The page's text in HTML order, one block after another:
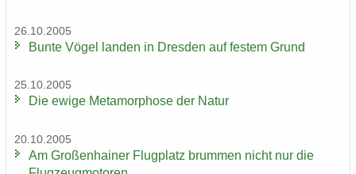
26.10.2005
Bunte Vögel lan­den in Dres­den auf fes­tem Grund
25.10.2005
Die ewige Me­ta­mor­pho­se der Natur
20.10.2005
Am Gro­ßen­hai­ner Flug­platz brum­men nicht nur die